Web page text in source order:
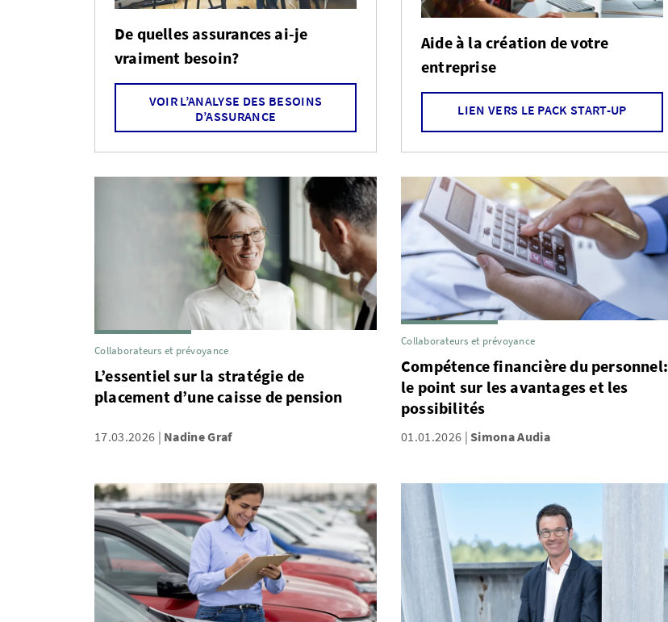
De quelles assurances ai-je
vraiment besoin?
VOIR L’ANALYSE DES BESOINS
D’ASSURANCE
Aide à la création de votre
entreprise
LIEN VERS LE PACK START-UP
Collaborateurs et prévoyance
L’essentiel sur la stratégie de
placement d’une caisse de pension
17.03.2026 Nadine Graf
Collaborateurs et prévoyance
Compétence financière du personnel:
le point sur les avantages et les
possibilités
01.01.2026 Simona Audia